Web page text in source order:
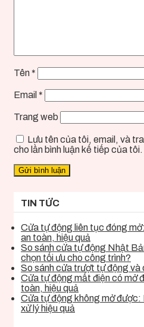
Tên *
Email *
Trang web
Lưu tên của tôi, email, và
cho lần bình luận kế tiếp của tôi.
TIN TỨC
Cửa tự động liên tục đóng
an toàn, hiệu quả
So sánh cửa tự động Nhật
chọn tối ưu cho công trình?
So sánh cửa trượt tự động và
Cửa tự động mất điện có mở
toàn, hiệu quả
Cửa tự động không mở được:
xử lý hiệu quả